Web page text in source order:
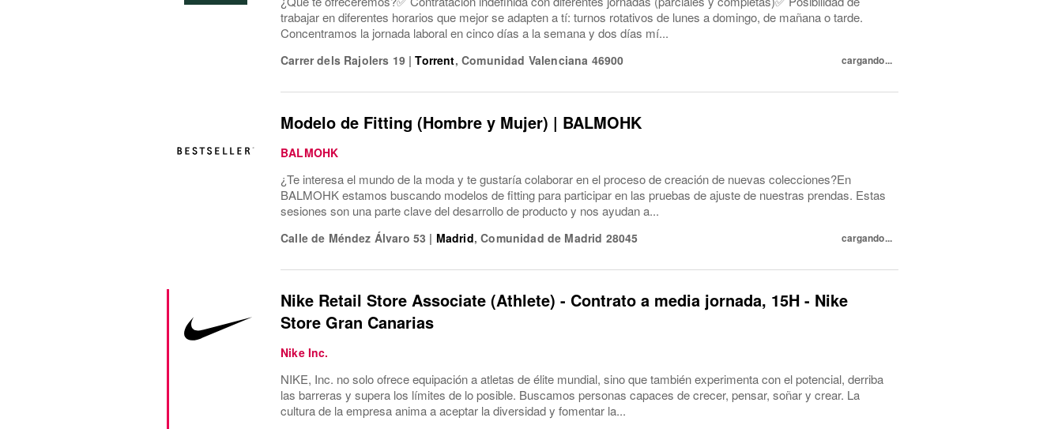
trabajar en diferentes horarios que mejor se adapten a tí: turnos rotativos de lunes a domingo, de mañana o tarde.
Concentramos la jornada laboral en cinco días a la semana y dos días mí...
Carrer dels Rajolers 19 | Torrent,Comunidad Valenciana 46900 cargando...
Modelo de Fitting (Hombre y Mujer) | BALMOHK
BALMOHK
¿Te interesa el mundo de la moda y te gustaría colaborar en el proceso de creación de nuevas colecciones?En
BALMOHK estamos buscando modelos de fitting para participar en las pruebas de ajuste de nuestras prendas. Estas
sesiones son una parte clave del desarrollo de producto y nos ayudan a...
Calle de Méndez Álvaro 53 | Madrid,Comunidad de Madrid 28045 cargando...
Nike Retail Store Associate (Athlete) - Contrato a media jornada, 15H - Nike
Store Gran Canarias
Nike Inc.
NIKE, Inc. no solo ofrece equipación a atletas de élite mundial, sino que también experimenta con el potencial, derriba
las barreras y supera los límites de lo posible. Buscamos personas capaces de crecer, pensar, soñar y crear. La
cultura de la empresa anima a aceptar la diversidad y fomentar la...